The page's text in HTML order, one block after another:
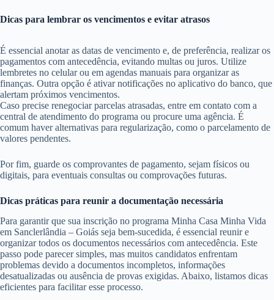
Dicas para lembrar os vencimentos e evitar atrasos
É essencial anotar as datas de vencimento e, de preferência, realizar os
pagamentos com antecedência, evitando multas ou juros. Utilize
lembretes no celular ou em agendas manuais para organizar as
finanças. Outra opção é ativar notificações no aplicativo do banco, que
alertam próximos vencimentos.
Caso precise renegociar parcelas atrasadas, entre em contato com a
central de atendimento do programa ou procure uma agência. É
comum haver alternativas para regularização, como o parcelamento de
valores pendentes.
Por fim, guarde os comprovantes de pagamento, sejam físicos ou
digitais, para eventuais consultas ou comprovações futuras.
Dicas práticas para reunir a documentação necessária
Para garantir que sua inscrição no programa Minha Casa Minha Vida
em Sanclerlândia – Goiás seja bem-sucedida, é essencial reunir e
organizar todos os documentos necessários com antecedência. Este
passo pode parecer simples, mas muitos candidatos enfrentam
problemas devido a documentos incompletos, informações
desatualizadas ou ausência de provas exigidas. Abaixo, listamos dicas
eficientes para facilitar esse processo.